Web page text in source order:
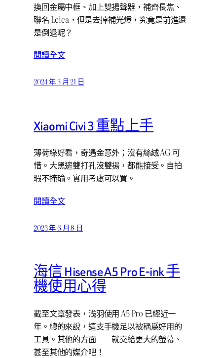
換回金屬中框、加上雙揚聲器，補齊長焦、
聯名 Leica，但是去掉補光燈，究竟是前進還
是倒退呢？
閱讀全文
2024 年 3 月 21 日
Xiaomi Civi 3 重點上手
薄荷綠好看，奇遇金意外；沒有絲絨 AG 可
惜。大黑邊雙打孔沒雙揚，都能接受。自拍
瑕不掩瑜。實用考慮可以買。
閱讀全文
2023 年 6 月 8 日
海信 Hisense A5 Pro E-ink 手
機使用心得
截至文章發表，浅羽使用 A5 Pro 已經近一
年。總的來說，這支手機足以被稱爲好用的
工具。其他的方面——就交給更大的螢幕、
甚至其他的媒介吧！